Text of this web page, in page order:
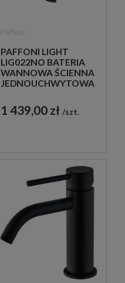
PAFFONI LIGHT
LIG022NO BATERIA
WANNOWA ŚCIENNA
JEDNOUCHWYTOWA
1 439,00 zł szt.